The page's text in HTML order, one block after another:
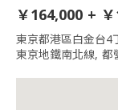
￥164,000 +
東京都港區白金台4
東京地鐵南北線, 都